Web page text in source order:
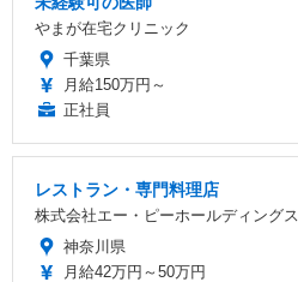
やまが在宅クリニック
千葉県
月給150万円～
正社員
レストラン・専門料理店
株式会社エー・ピーホールディングス
神奈川県
月給42万円～50万円